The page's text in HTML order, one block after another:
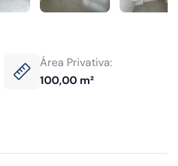
Área Privativa:
100,00 m²